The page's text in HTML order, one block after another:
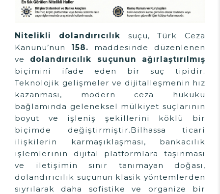
Nitelikli dolandırıcılık suçu, Türk Ceza
Kanunu’nun 158. maddesinde düzenlenen
ve dolandırıcılık suçunun ağırlaştırılmış
biçimini ifade eden bir suç tipidir.
Teknolojik gelişmeler ve dijitalleşmenin hız
kazanması, modern ceza hukuku
bağlamında geleneksel mülkiyet suçlarının
boyut ve işleniş şekillerini köklü bir
biçimde değiştirmiştir.Bilhassa ticari
ilişkilerin karmaşıklaşması, bankacılık
işlemlerinin dijital platformlara taşınması
ve iletişimin sınır tanımayan doğası,
dolandırıcılık suçunun klasik yöntemlerden
sıyrılarak daha sofistike ve organize bir